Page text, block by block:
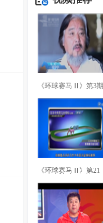
《环球赛马Ⅲ》第3期
《环球赛马Ⅲ》第21